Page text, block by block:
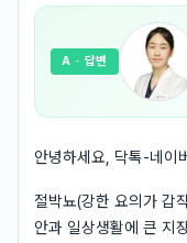
A · 답변
안녕하세요, 닥톡-네이
절박뇨(강한 요의가 갑
안과 일상생활에 큰 지